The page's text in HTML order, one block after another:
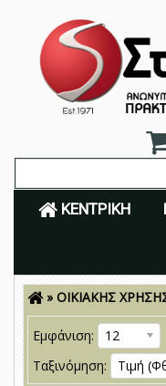
ΚΕΝΤΡΙΚΉ
» ΟΙΚΙΑΚΗΣ
Εμφάνιση:
12
Ταξινόμηση:
Τιμή